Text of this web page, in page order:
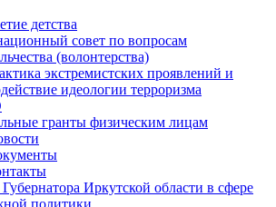
детства
совет по вопросам
(волонтерства)
экстремистских проявлений и
идеологии терроризма
гранты физическим лицам
Иркутской области в сфере
политики